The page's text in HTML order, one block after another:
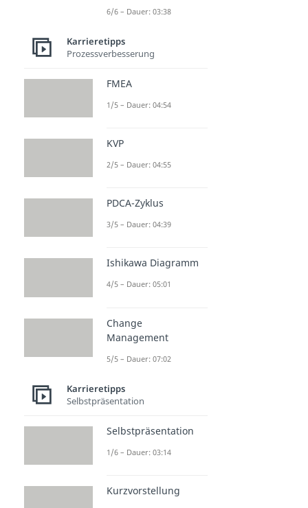
6/6 – Dauer: 03:38
Karrieretipps
Prozessverbesserung
FMEA
1/5 – Dauer: 04:54
KVP
2/5 – Dauer: 04:55
PDCA-Zyklus
3/5 – Dauer: 04:39
Ishikawa Diagramm
4/5 – Dauer: 05:01
Change
Management
5/5 – Dauer: 07:02
Karrieretipps
Selbstpräsentation
Selbstpräsentation
1/6 – Dauer: 03:14
Kurzvorstellung